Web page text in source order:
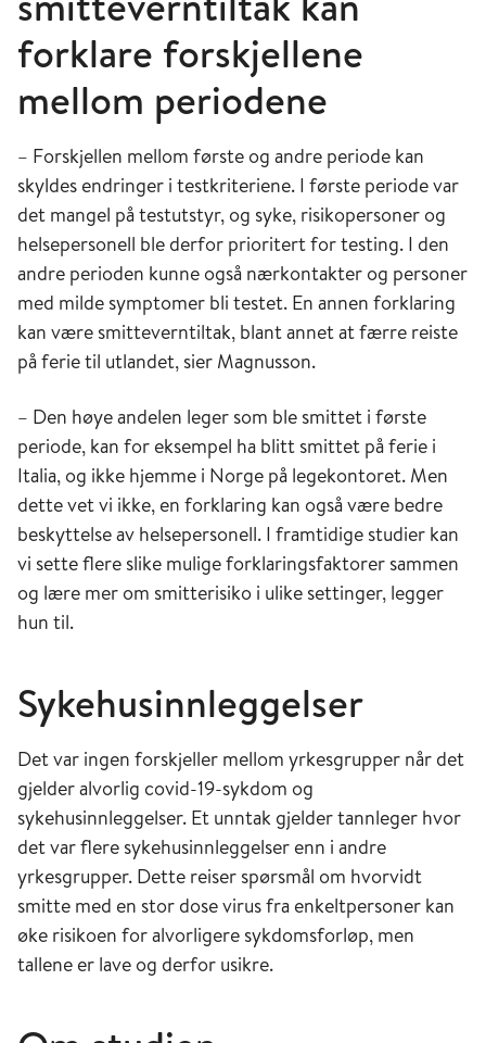
forklare forskjellene
mellom periodene
– Forskjellen mellom første og andre periode kan
skyldes endringer i testkriteriene. I første periode var
det mangel på testutstyr, og syke, risikopersoner og
helsepersonell ble derfor prioritert for testing. I den
andre perioden kunne også nærkontakter og personer
med milde symptomer bli testet. En annen forklaring
kan være smitteverntiltak, blant annet at færre reiste
på ferie til utlandet, sier Magnusson.
– Den høye andelen leger som ble smittet i første
periode, kan for eksempel ha blitt smittet på ferie i
Italia, og ikke hjemme i Norge på legekontoret. Men
dette vet vi ikke, en forklaring kan også være bedre
beskyttelse av helsepersonell. I framtidige studier kan
vi sette flere slike mulige forklaringsfaktorer sammen
og lære mer om smitterisiko i ulike settinger, legger
hun til.
Sykehusinnleggelser
Det var ingen forskjeller mellom yrkesgrupper når det
gjelder alvorlig covid-19-sykdom og
sykehusinnleggelser. Et unntak gjelder tannleger hvor
det var flere sykehusinnleggelser enn i andre
yrkesgrupper. Dette reiser spørsmål om hvorvidt
smitte med en stor dose virus fra enkeltpersoner kan
øke risikoen for alvorligere sykdomsforløp, men
tallene er lave og derfor usikre.